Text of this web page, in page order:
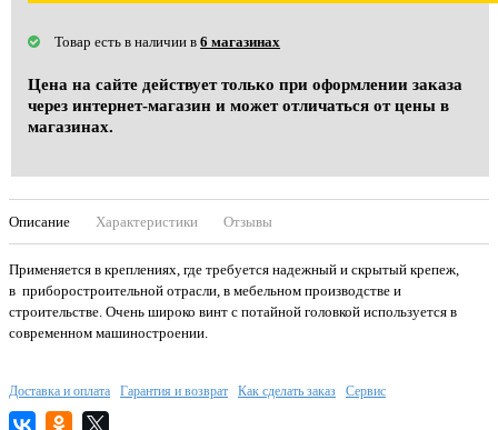
Товар есть в наличии в 6 магазинах
Цена на сайте действует только при оформлении заказа
через интернет-магазин и может отличаться от цены в
магазинах.
Описание Характеристики Отзывы
Применяется в креплениях, где требуется надежный и скрытый крепеж,
в приборостроительной отрасли, в мебельном производстве и
строительстве. Очень широко винт с потайной головкой используется в
современном машиностроении.
Доставка и оплата Гарантия и возврат Как сделать заказ Сервис